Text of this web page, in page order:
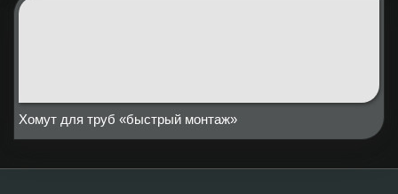
Хомут для труб «быстрый монтаж»